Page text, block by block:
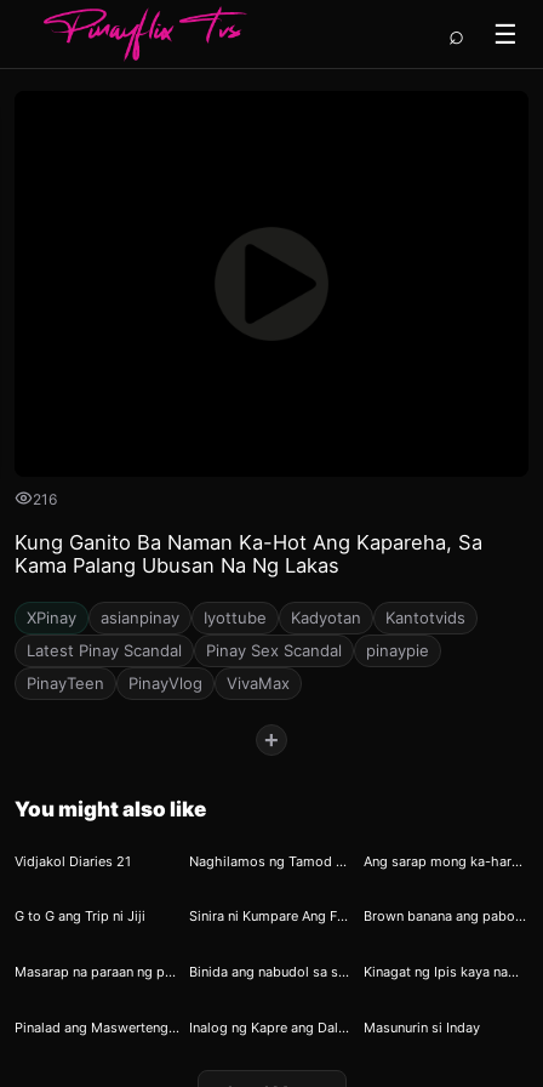
☰
⌕
216
Kung Ganito Ba Naman Ka-Hot Ang Kapareha, Sa
Kama Palang Ubusan Na Ng Lakas
XPinay asianpinay Iyottube Kadyotan
Kantotvids
Latest Pinay Scandal
Pinay Sex Scandal
pinaypie
PinayTeen
PinayVlog VivaMax
+
You might also like
36
Vidjakol Diaries 21 Naghilamos ng Tamod Ang Bagong Gising na GF Ang sarap mong ka-harutan habang walang ibang nakikialam kaya gusto ko nang kantutin mo ako kahit dito sa labas
84
G to G ang Trip ni Jiji
89
Sinira ni Kumpare Ang Family Planning ni Mister at Misis
94
Brown banana ang paborito ni Gina
100
Masarap na paraan ng pagganti
104
Binida ang nabudol sa shoppee na pangtusok ng pipi
108
Kinagat ng Ipis kaya namaga ang Puke ni Cris
103
Pinalad ang Maswerteng Kumag kay Eabab
111
Inalog ng Kapre ang Dalawang Pakwan ni Kumare
119
Masunurin si Inday